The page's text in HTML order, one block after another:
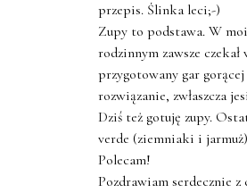
przepis. Ślinka leci;-)
Zupy to podstawa. W
rodzinnym zawsze czekał
przygotowany gar gorącej
rozwiązanie, zwłaszcza
Dziś też gotuję zupy.
verde (ziemniaki i
Polecam!
Pozdrawiam serdecznie z